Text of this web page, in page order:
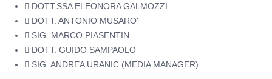
DOTT.SSA ELEONORA GALMOZZI
DOTT. ANTONIO MUSARO'
SIG. MARCO PIASENTIN
DOTT. GUIDO SAMPAOLO
SIG. ANDREA URANIC (MEDIA MANAGER)